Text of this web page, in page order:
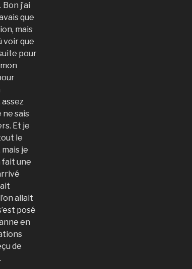
j’ai
que
mais
voir que
pour
ne sais
Et je
le
je
fait une
allait
posé
en
de